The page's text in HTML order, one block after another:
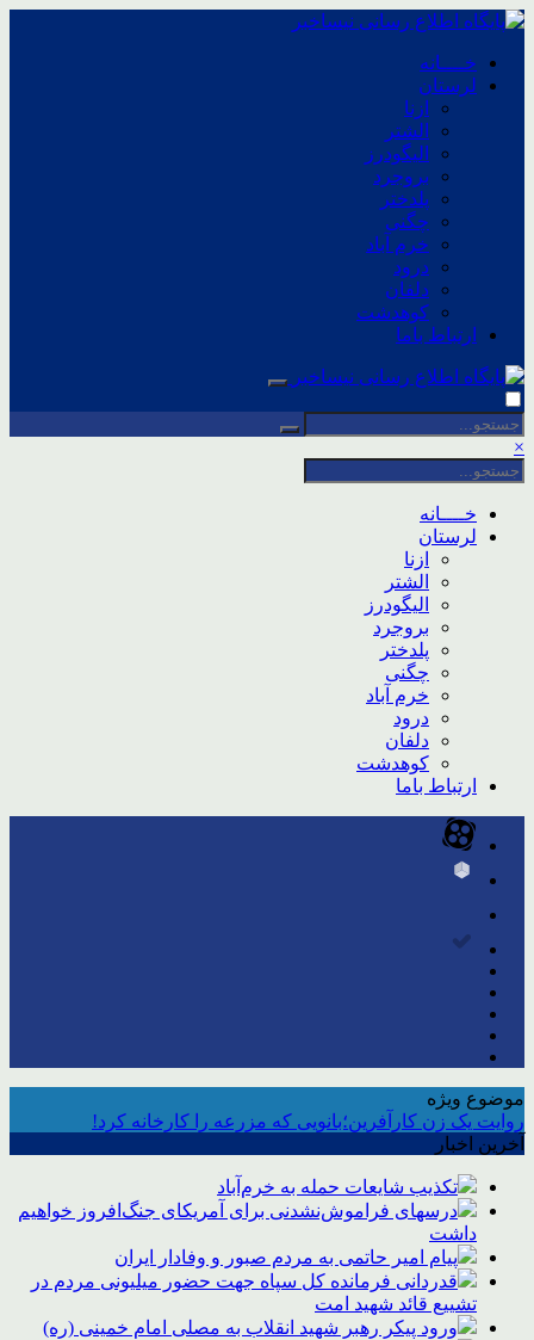
خــــانه
لرستان
ازنا
الشتر
الیگودرز
بروجرد
پلدختر
چگنی
خرم آباد
درود
دلفان
کوهدشت
ارتباط باما
×
خــــانه
لرستان
ازنا
الشتر
الیگودرز
بروجرد
پلدختر
چگنی
خرم آباد
درود
دلفان
کوهدشت
ارتباط باما
موضوع ویژه
روایت یک زن کارآفرین؛بانویی که مزرعه را کارخانه کرد!
آخرین اخبار
تکذیب شایعات حمله به خرم‌آباد
درسهای فراموش‌نشدنی برای آمریکای جنگ‌افروز خواهیم
داشت
پیام امیر حاتمی به مردم صبور و وفادار ایران
قدردانی فرمانده کل سپاه جهت حضور میلیونی مردم در
تشییع قائد شهید امت
ورود پیکر رهبر شهید انقلاب به مصلی امام خمینی (ره)